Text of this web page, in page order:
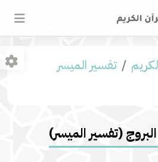
تفسير المیسر
(تفسير المیسر)